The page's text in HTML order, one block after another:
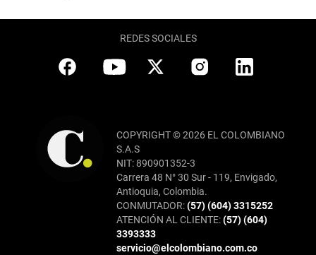
REDES SOCIALES
COPYRIGHT © 2026 EL COLOMBIANO
S.A.S
NIT: 890901352-3
Carrera 48 N° 30 Sur - 119, Envigado,
Antioquia, Colombia.
CONMUTADOR:(57) (604) 3315252
ATENCIÓN AL CLIENTE:(57) (604)
3393333
servicio@elcolombiano.com.co